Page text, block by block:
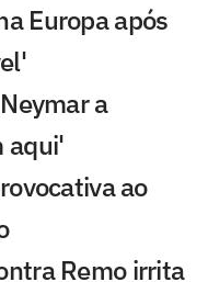
Europa após
a
aqui'
ao
Remo irrita